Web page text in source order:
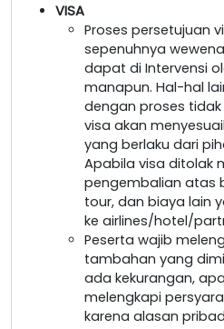
VISA
Proses persetujuan
sepenuhnya
dapat di Intervensi
manapun. Hal-hal
dengan proses
visa akan
yang berlaku dari
Apabila visa ditolak
pengembalian atas
tour, dan biaya lain
ke airlines/hotel/
Peserta wajib
tambahan yang
ada kekurangan,
melengkapi
karena alasan